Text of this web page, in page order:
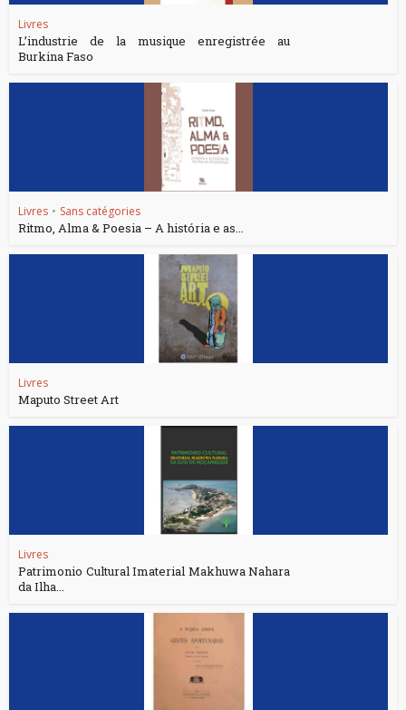
Livres
L’industrie de la musique enregistrée au
Burkina Faso
Livres • Sans catégories
Ritmo, Alma & Poesia – A história e as...
Livres
Maputo Street Art
Livres
Patrimonio Cultural Imaterial Makhuwa Nahara
da Ilha...